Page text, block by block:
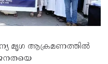
വന്യ മൃഗ ആക്രമണത്തിൽ